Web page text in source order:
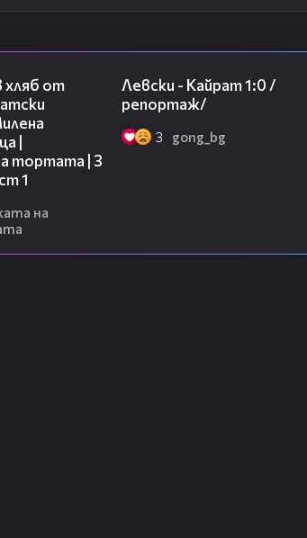
хляб от
|
тортата | 3
1
на
Левски - Кайрат 1:0 /
репортаж/
3 gong_bg